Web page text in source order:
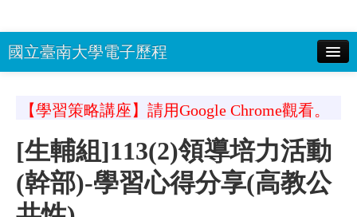
國立臺南大學電子歷程
示密碼 驗證碼： 登入
南大首頁
回EP首頁
【學習策略講座】請用Google Chrome觀看。
[生輔組]113(2)領導培力活動
(幹部)-學習心得分享(高教公